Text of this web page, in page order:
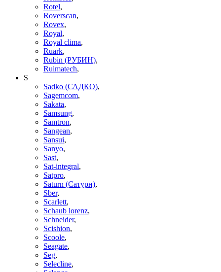
Rotel,
Roverscan,
Rovex,
Royal,
Royal clima,
Ruark,
Rubin (РУБИН),
Ruimatech,
S
Sadko (САДКО),
Sagemcom,
Sakata,
Samsung,
Samtron,
Sangean,
Sansui,
Sanyo,
Sast,
Sat-integral,
Satpro,
Saturn (Сатурн),
Sber,
Scarlett,
Schaub lorenz,
Schneider,
Scishion,
Scoole,
Seagate,
Seg,
Selecline,